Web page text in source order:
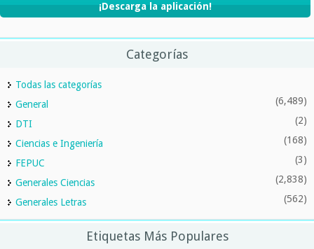
¡Descarga la aplicación!
Categorías
Todas las categorías
General
(6,489)
DTI (2)
Ciencias e Ingeniería (168)
FEPUC (3)
Generales Ciencias (2,838)
Generales Letras (562)
Etiquetas Más Populares